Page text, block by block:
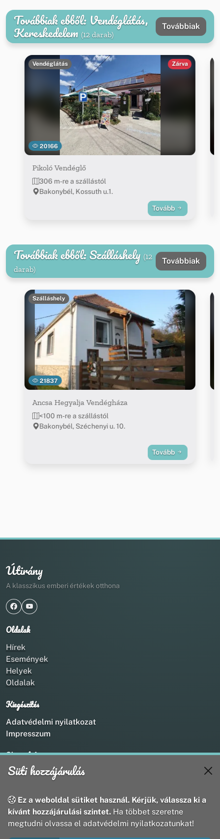
Továbbiak ebből: Vendéglátás,
Kereskedelem (12 darab)
Továbbiak
20166
Vendéglátás Zárva
Pikoló Vendéglő
306 m-re a szállástól
Bakonybél, Kossuth u.1.
Tovább
Továbbiak ebből: Szálláshely (12
darab)
Továbbiak
21837
Szálláshely
Ancsa Hegyalja Vendégháza
<100 m-re a szállástól
Bakonybél, Széchenyi u. 10.
Tovább
Útirány
A klasszikus emberi értékek otthona
Oldalak
Hírek
Események
Helyek
Oldalak
Kiegészítés
Adatvédelmi nyilatkozat
Impresszum
Kapcsolat
+36 20 211 1888
webmaster@utirany.hu
8419 Csesznek, Vasút u.18.
Süti hozzájárulás
Ez a weboldal sütiket használ. Kérjük, válassza ki a
kívánt hozzájárulási szintet. Ha többet szeretne
megtudni olvassa el adatvédelmi nyilatkozatunkat!